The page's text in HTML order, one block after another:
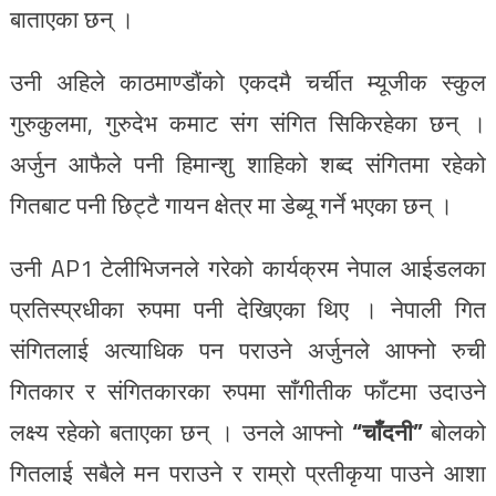
बाताएका छन् ।
उनी अहिले काठमाण्डौंको एकदमै चर्चीत म्यूजीक स्कुल
गुरुकुलमा, गुरुदेभ कमाट संग संगित सिकिरहेका छन् ।
अर्जुन आफैले पनी हिमान्शु शाहिको शब्द संगितमा रहेको
गितबाट पनी छिट्टै गायन क्षेत्र मा डेब्यू गर्ने भएका छन् ।
उनी AP1 टेलीभिजनले गरेको कार्यक्रम नेपाल आईडलका
प्रतिस्प्रधीका रुपमा पनी देखिएका थिए । नेपाली गित
संगितलाई अत्याधिक पन पराउने अर्जुनले आफ्नो रुची
गितकार र संगितकारका रुपमा साँगीतीक फाँटमा उदाउने
लक्ष्य रहेको बताएका छन् । उनले आफ्नो “चाँदनी”बोलको
गितलाई सबैले मन पराउने र राम्रो प्रतीकृया पाउने आशा